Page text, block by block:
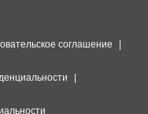
соглашение